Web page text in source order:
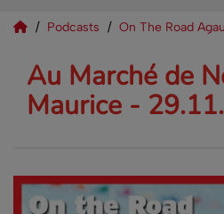
Podcasts On The Road
Au Marché de
Maurice -